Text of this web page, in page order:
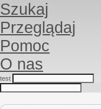
Szukaj
Przeglądaj
Pomoc
O nas
test